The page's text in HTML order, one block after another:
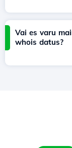
Vai es varu
whois datus?